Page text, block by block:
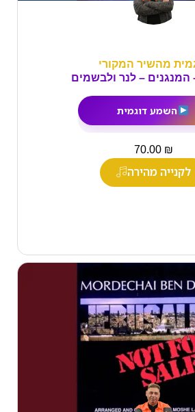
מהשיר המקורי
המנגנים – לנר ולבשמים
השמע דוגמית
70.00 ₪
לקנייה מהירה